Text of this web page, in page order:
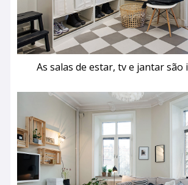
As salas de estar, tv e jantar são